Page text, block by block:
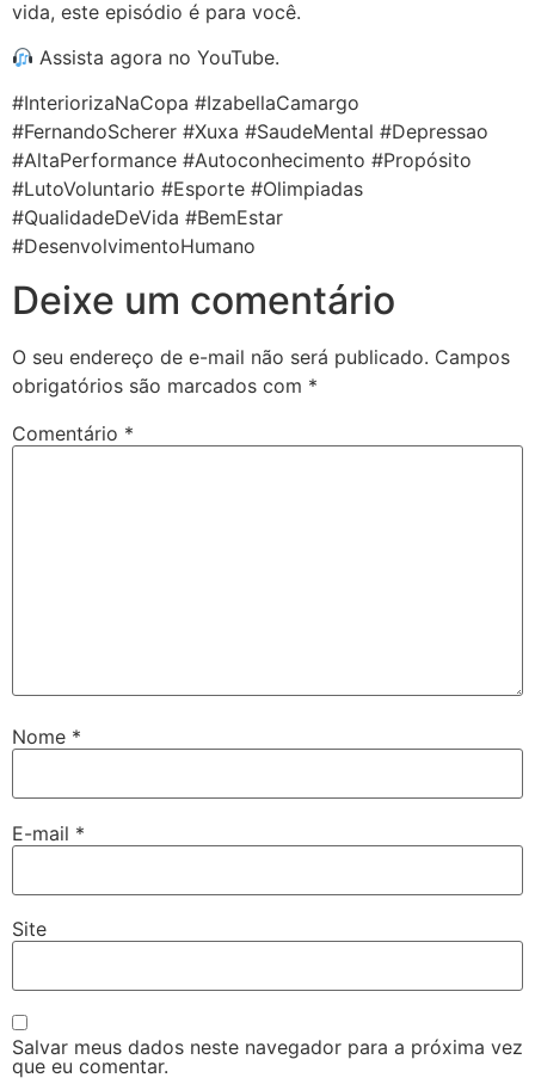
vida, este episódio é para você.
Assista agora no YouTube.
#InteriorizaNaCopa #IzabellaCamargo
#FernandoScherer #Xuxa #SaudeMental #Depressao
#AltaPerformance #Autoconhecimento #Propósito
#LutoVoluntario #Esporte #Olimpiadas
#QualidadeDeVida #BemEstar
#DesenvolvimentoHumano
Deixe um comentário
O seu endereço de e-mail não será publicado. Campos
obrigatórios são marcados com *
Comentário *
Nome *
E-mail *
Site
Salvar meus dados neste navegador para a próxima vez
que eu comentar.